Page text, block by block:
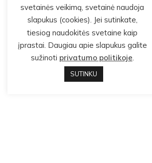
svetainės veikimą, svetainė naudoja
slapukus (cookies). Jei sutinkate,
tiesiog naudokitės svetaine kaip
įprastai. Daugiau apie slapukus galite
sužinoti privatumo politikoje.
SUTINKU